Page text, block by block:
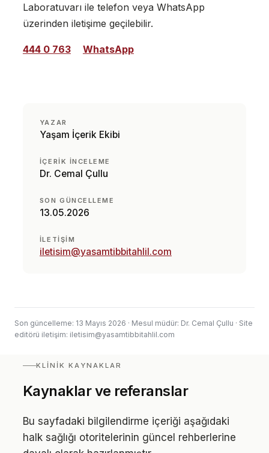
Laboratuvarı ile telefon veya WhatsApp
üzerinden iletişime geçilebilir.
444 0 763 WhatsApp
YAZAR
Yaşam İçerik Ekibi
İÇERIK INCELEME
Dr. Cemal Çullu
SON GÜNCELLEME
13.05.2026
İLETIŞIM
iletisim@yasamtibbitahlil.com
Son güncelleme: 13 Mayıs 2026 · Mesul müdür: Dr. Cemal Çullu · Site
editörü iletişim: iletisim@yasamtibbitahlil.com
KLINIK KAYNAKLAR
Kaynaklar ve referanslar
Bu sayfadaki bilgilendirme içeriği aşağıdaki
halk sağlığı otoritelerinin güncel rehberlerine